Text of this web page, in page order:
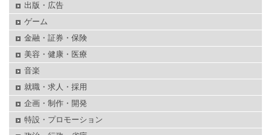
出版・広告
ゲーム
金融・証券・保険
美容・健康・医療
音楽
就職・求人・採用
企画・制作・開発
特設・プロモーション